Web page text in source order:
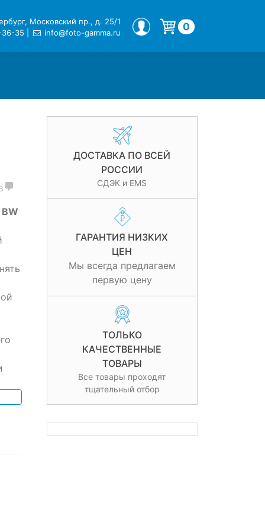
Московский пр., д. 25/1
36-35
info@foto-gamma.ru
МОЙ ПРОФИЛЬ 0
ДОСТАВКА ПО ВСЕЙ
РОССИИ
СДЭК и EMS
ГАРАНТИЯ НИЗКИХ
ЦЕН
Мы всегда предлагаем
первую цену
ТОЛЬКО
КАЧЕСТВЕННЫЕ
ТОВАРЫ
Все товары проходят
тщательный отбор